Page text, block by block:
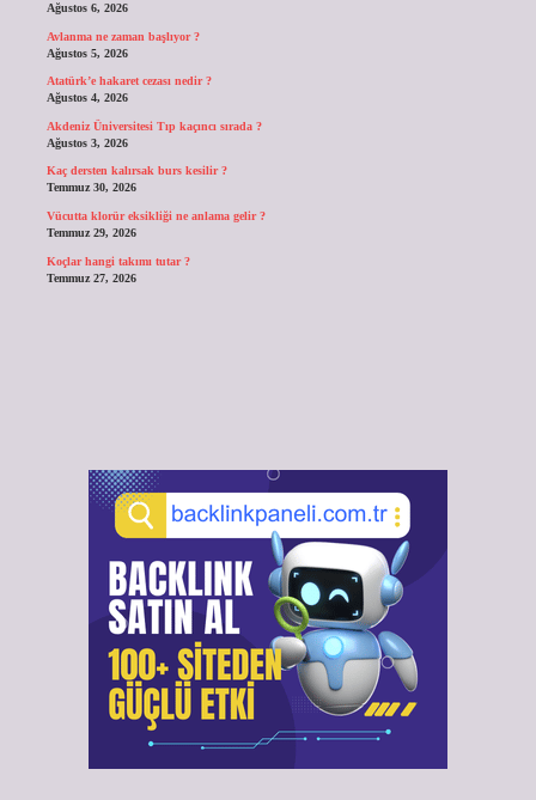
Ağustos 6, 2026
Avlanma ne zaman başlıyor ?
Ağustos 5, 2026
Atatürk’e hakaret cezası nedir ?
Ağustos 4, 2026
Akdeniz Üniversitesi Tıp kaçıncı sırada ?
Ağustos 3, 2026
Kaç dersten kalırsak burs kesilir ?
Temmuz 30, 2026
Vücutta klorür eksikliği ne anlama gelir ?
Temmuz 29, 2026
Koçlar hangi takımı tutar ?
Temmuz 27, 2026